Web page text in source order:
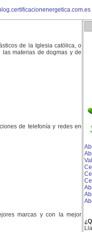
de la Iglesia católica, o
materias de dogmas y de
de telefonía y redes en
marcas y con la mejor